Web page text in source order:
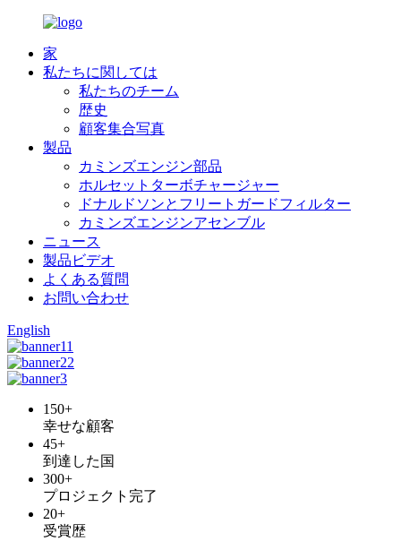
家
私たちに関しては
私たちのチーム
歴史
顧客集合写真
製品
カミンズエンジン部品
ホルセットターボチャージャー
ドナルドソンとフリートガードフィルター
カミンズエンジンアセンブル
ニュース
製品ビデオ
よくある質問
お問い合わせ
English
150+
幸せな顧客
45+
到達した国
300+
プロジェクト完了
20+
受賞歴